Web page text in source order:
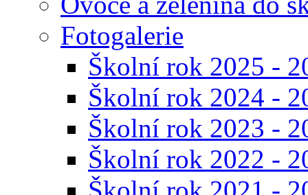
Fotogalerie
Školní rok 2025 -
Školní rok 2024 -
Školní rok 2023 -
Školní rok 2022 -